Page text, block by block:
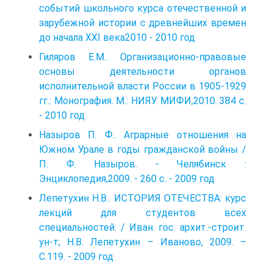
событий школьного курса отечественной и
зарубежной истории с древнейших времен
до начала XXI века2010 - 2010 год
Гиляров Е.М.. Организационно-правовые
основы деятельности органов
исполнительной власти России в 1905-1929
гг.: Монография. М.: НИЯУ МИФИ,2010. 384 с.
- 2010 год
Назыров П. Ф.. Аграрные отношения на
Южном Урале в годы гражданской войны /
П. Ф. Назыров. - Челябинск :
Энциклопедия,2009. - 260 с. - 2009 год
Лепетухин Н.В.. ИСТОРИЯ ОТЕЧЕСТВА: курс
лекций для студентов всех
специальностей. / Иван. гос. архит.-строит.
ун-т; Н.В. Лепетухин – Иваново, 2009. –
С.119. - 2009 год